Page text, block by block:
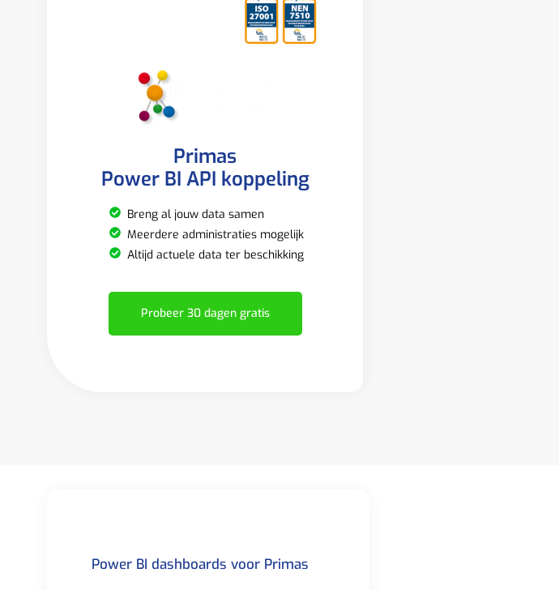
Primas
Power BI API koppeling
Breng al jouw data samen
Meerdere administraties mogelijk
Altijd actuele data ter beschikking
Probeer 30 dagen gratis
Power BI dashboards voor Primas